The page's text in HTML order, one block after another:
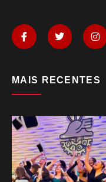
MAIS RECENTES